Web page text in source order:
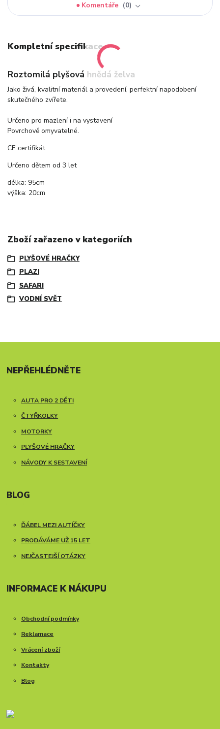
Komentáře
0
Kompletní specifikace
Roztomilá plyšová hnědá želva
Jako živá, kvalitní materiál a provedení, perfektní napodobení
skutečného zvířete.
Určeno pro mazlení i na vystavení
Povrchově omyvatelné.
CE certifikát
Určeno dětem od 3 let
délka: 95cm
výška: 20cm
Zboží zařazeno v kategoriích
PLYŠOVÉ HRAČKY
PLAZI
SAFARI
VODNÍ SVĚT
NEPŘEHLÉDNĚTE
AUTA PRO 2 DĚTI
ČTYŘKOLKY
MOTORKY
PLYŠOVÉ HRAČKY
NÁVODY K SESTAVENÍ
BLOG
ĎÁBEL MEZI AUTÍČKY
PRODÁVÁME UŽ 15 LET
NEJČASTEJŠÍ OTÁZKY
INFORMACE K NÁKUPU
Obchodní podmínky
Reklamace
Vrácení zboží
Kontakty
Blog